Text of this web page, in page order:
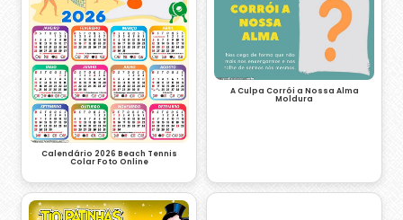
Calendário 2026 Beach Tennis
Colar Foto Online
A Culpa Corrói a Nossa Alma
Moldura